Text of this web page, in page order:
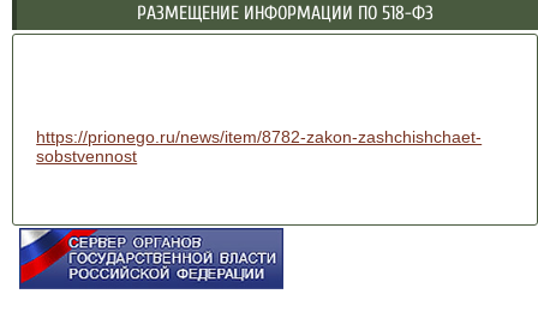
РАЗМЕЩЕНИЕ ИНФОРМАЦИИ ПО 518-ФЗ
https://prionego.ru/news/item/8782-zakon-zashchishchaet-
sobstvennost